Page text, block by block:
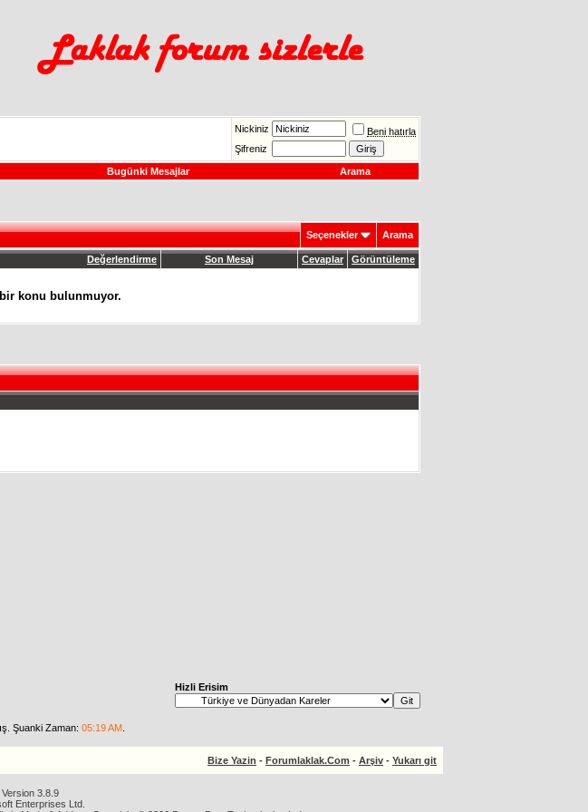
Nickiniz
Beni hatırla
Şifreniz
Bugünki Mesajlar Arama
Seçenekler Arama
Değerlendirme Son Mesaj Cevaplar Görüntüleme
konu bulunmuyor.
Hizli Erisim
Şuanki Zaman: 05:19 AM
Bize Yazin - Forumlaklak.Com - Arşiv - Yukarı git
3.8.9
Enterprises Ltd.